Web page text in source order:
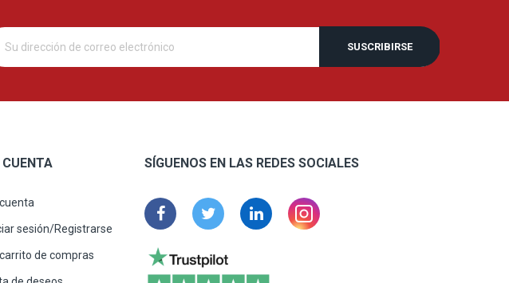
SUSCRIBIRSE
sesión/Registrarse
de compras
SÍGUENOS EN LAS REDES SOCIALES